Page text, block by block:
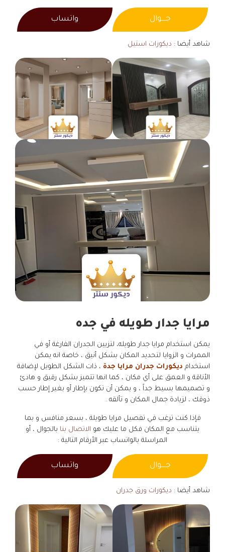
جــــوال واتساب
شاهد أيضا : ديكورات استيل
مرايا جدار طويله في جده
يمكن استخدام مرايا جدار طويله، لتزيين الجدران الفارغة أو في
الممرات و الزوايا لتحديد المكان بشكل أنيق ، خاصة انه يمكن
استخدام ديكورات جدران مرايا جدة ، ذات الشكل الطويل لإضافة
الأناقة و العمق على أي مكان ، كما انها تتميز بشكل رقيق و هادئ
و تصميمها بسيط جداً ، و يمكن أن تكون بإطار أو بغير إطار حسب
ذوقك ، لزيادة جمال المكان و تألقه .
فإذا كنت ترغب في تفصيل مرايا طويلة ، بسعر منافس و بما
يتناسب مع المكان فكل ما عليك هو الاتصال بنا بالجوال ، أو
المراسلة بالواتساب عبر الأرقام التالية :
جــــوال واتساب
شاهد أيضا : ديكورات ورق جدران